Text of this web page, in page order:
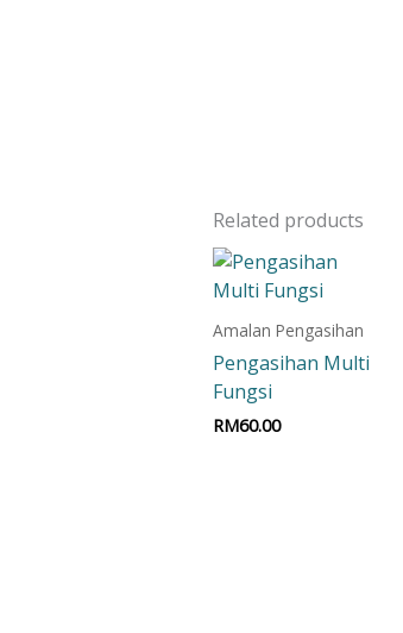
Related products
Amalan Pengasihan
Pengasihan Multi
Fungsi
RM60.00